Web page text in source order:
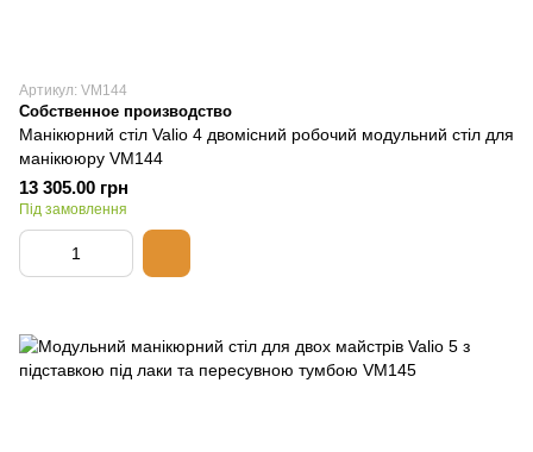
Артикул: VM144
Собственное производство
Манікюрний стіл Valio 4 двомісний робочий модульний стіл для
манікююру VM144
13 305.00 грн
Під замовлення